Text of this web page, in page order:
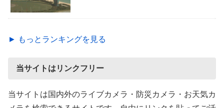
► もっとランキングを見る
当サイトはリンクフリー
当サイトは国内外のライブカメラ・防災カメラ・お天気カ